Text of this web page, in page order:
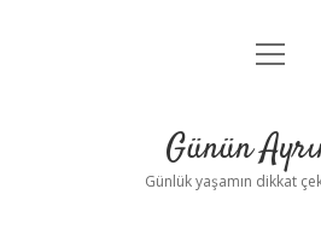
Anasayfa
Yasal Uyarı
menüyü
Günün
Günlük yaşamın dikkat